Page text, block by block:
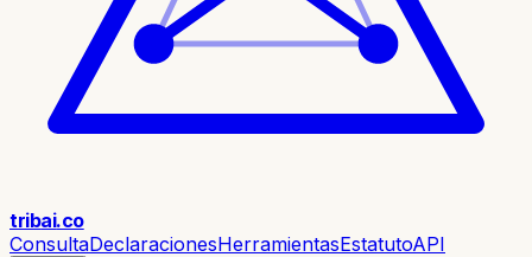
tribai.co
ConsultaDeclaracionesHerramientasEstatutoAPI